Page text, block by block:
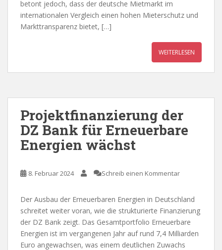
betont jedoch, dass der deutsche Mietmarkt im
internationalen Vergleich einen hohen Mieterschutz und
Markttransparenz bietet, […]
WEITERLESEN
Projektfinanzierung der
DZ Bank für Erneuerbare
Energien wächst
8. Februar 2024 Schreib einen Kommentar
Der Ausbau der Erneuerbaren Energien in Deutschland
schreitet weiter voran, wie die strukturierte Finanzierung
der DZ Bank zeigt. Das Gesamtportfolio Erneuerbare
Energien ist im vergangenen Jahr auf rund 7,4 Milliarden
Euro angewachsen, was einem deutlichen Zuwachs